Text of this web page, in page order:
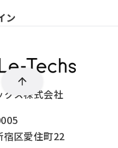
クス株式会社
宿区愛住町22
ン